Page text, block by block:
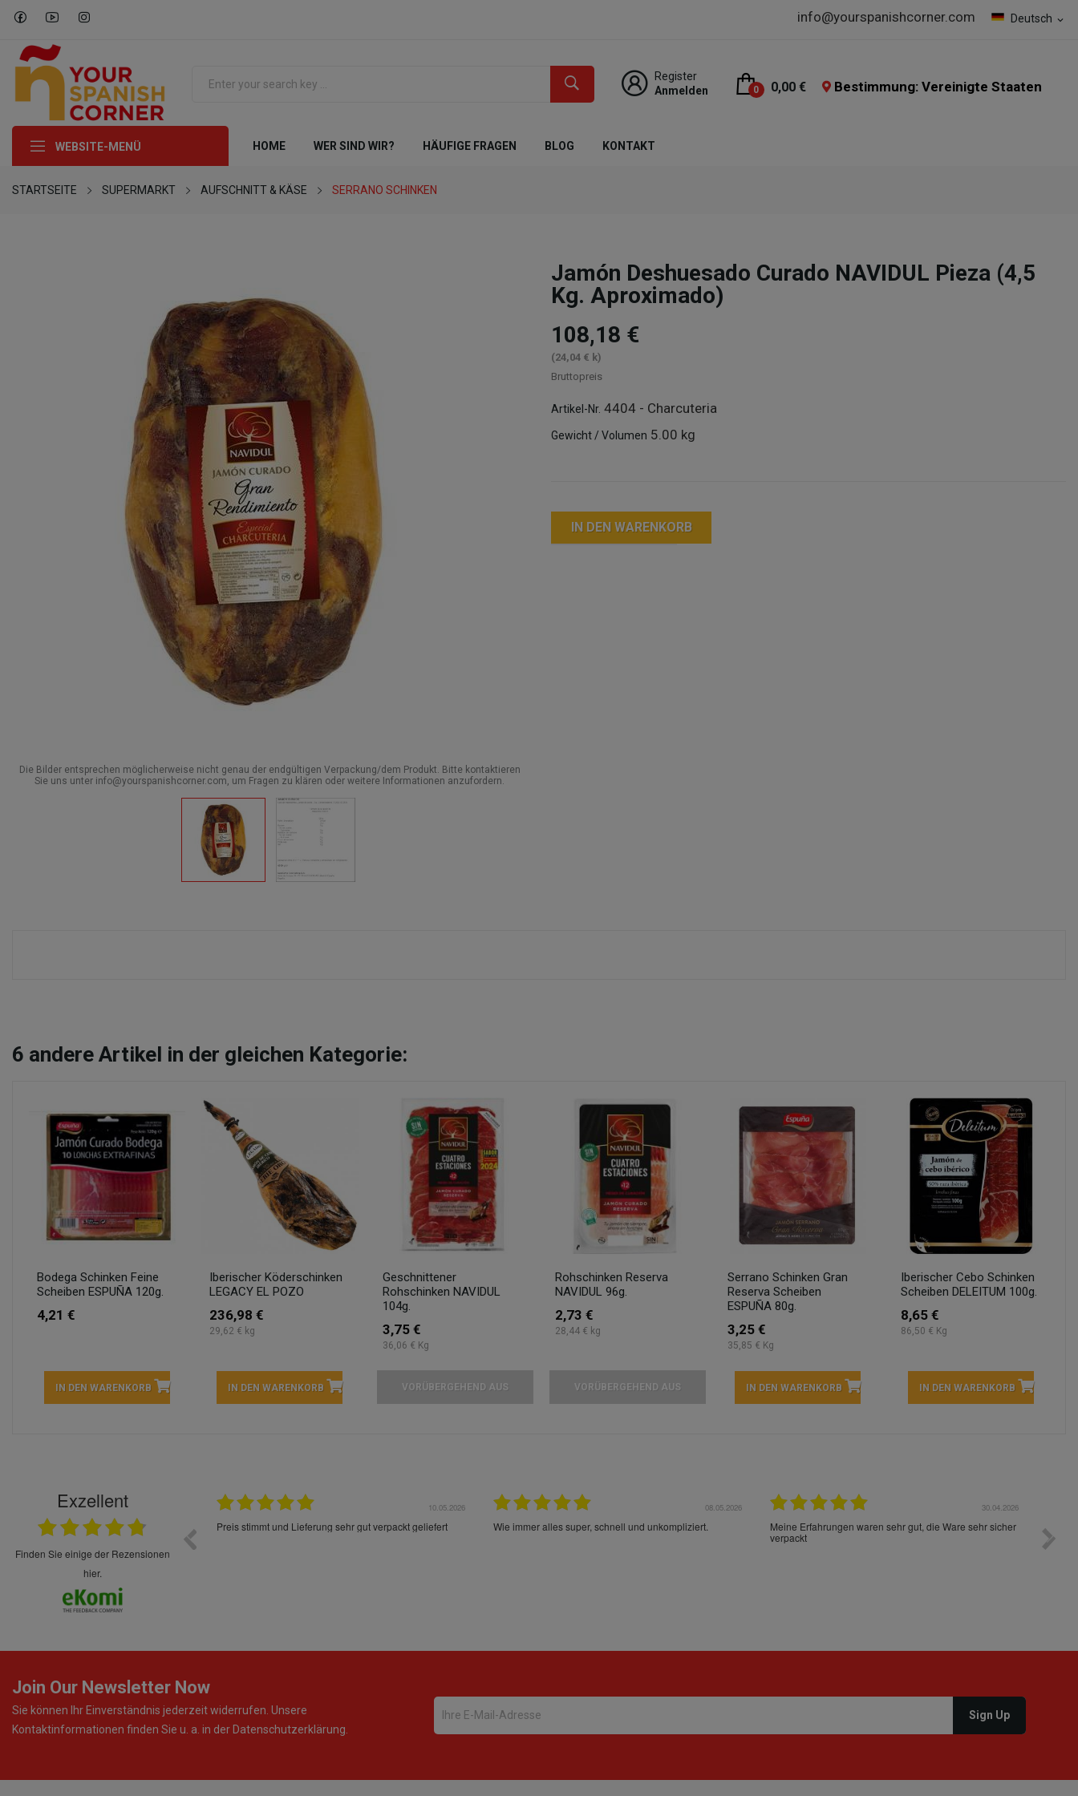
Deutsch expand_more
info@yourspanishcorner.com
Register
Anmelden
0 0,00 € Bestimmung: Vereinigte Staaten
WEBSITE-MENÜ HOME WER SIND WIR? HÄUFIGE FRAGEN BLOG KONTAKT
STARTSEITE SUPERMARKT AUFSCHNITT & KÄSE SERRANO SCHINKEN
Die Bilder entsprechen möglicherweise nicht genau der endgültigen Verpackung/dem Produkt. Bitte kontaktieren
Sie uns unter info@yourspanishcorner.com, um Fragen zu klären oder weitere Informationen anzufordern.
Jamón Deshuesado Curado NAVIDUL Pieza (4,5
Kg. Aproximado)
108,18 €
(24,04 € k)
Bruttopreis
Artikel-Nr. 4404 - Charcuteria
Gewicht / Volumen 5.00 kg
IN DEN WARENKORB
6 andere Artikel in der gleichen Kategorie:
Bodega Schinken Feine
Scheiben ESPUÑA 120g.
4,21 €
IN DEN WARENKORB
Iberischer Köderschinken
LEGACY EL POZO
236,98 €
29,62 € kg
IN DEN WARENKORB
Geschnittener
Rohschinken NAVIDUL
104g.
3,75 €
36,06 € Kg
VORÜBERGEHEND AUS
Rohschinken Reserva
NAVIDUL 96g.
2,73 €
28,44 € kg
VORÜBERGEHEND AUS
Serrano Schinken Gran
Reserva Scheiben
ESPUÑA 80g.
3,25 €
35,85 € Kg
IN DEN WARENKORB
Iberischer Cebo Schinken
Scheiben DELEITUM 100g.
8,65 €
86,50 € Kg
IN DEN WARENKORB
Exzellent
finden Sie einige der Rezensionen
hier.
schnell und im Guten Zustand geliefert
10.05.2026
Preis stimmt und Lieferung sehr gut verpackt geliefert
08.05.2026
Wie immer alles super, schnell und unkompliziert.
30.04.2026
Meine Erfahrungen waren sehr gut, die Ware sehr sicher
verpackt
Join Our Newsletter Now
Sie können Ihr Einverständnis jederzeit widerrufen. Unsere
Kontaktinformationen finden Sie u. a. in der Datenschutzerklärung.